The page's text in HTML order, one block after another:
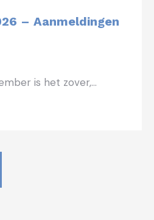
– Aanmeldingen
is het zover,…